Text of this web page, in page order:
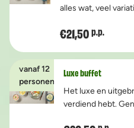
alles wat, veel
€21,50 p.p.
vanaf 12
personen
Luxe buffet
Het luxe en
verdiend hebt.